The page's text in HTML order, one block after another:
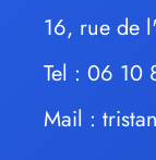
16, rue de
Tel : 06 10
Mail :